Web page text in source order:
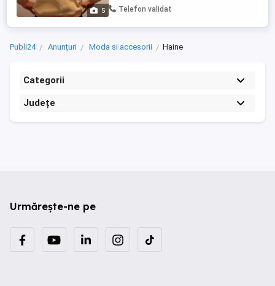
5 Telefon validat
Publi24 Anunțuri Moda si accesorii Haine
Categorii
Județe
Urmărește-ne pe